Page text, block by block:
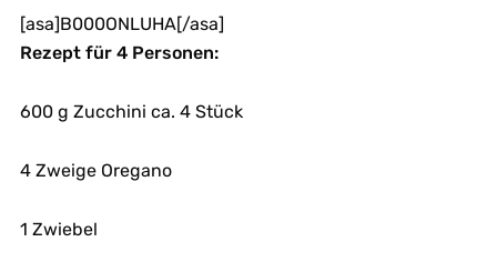
[asa]B000ONLUHA[/asa]
Rezept für 4 Personen:
600 g Zucchini ca. 4 Stück
4 Zweige Oregano
1 Zwiebel